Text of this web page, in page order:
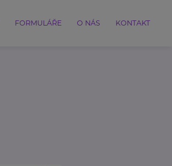
FORMULÁŘE O NÁS KONTAKT